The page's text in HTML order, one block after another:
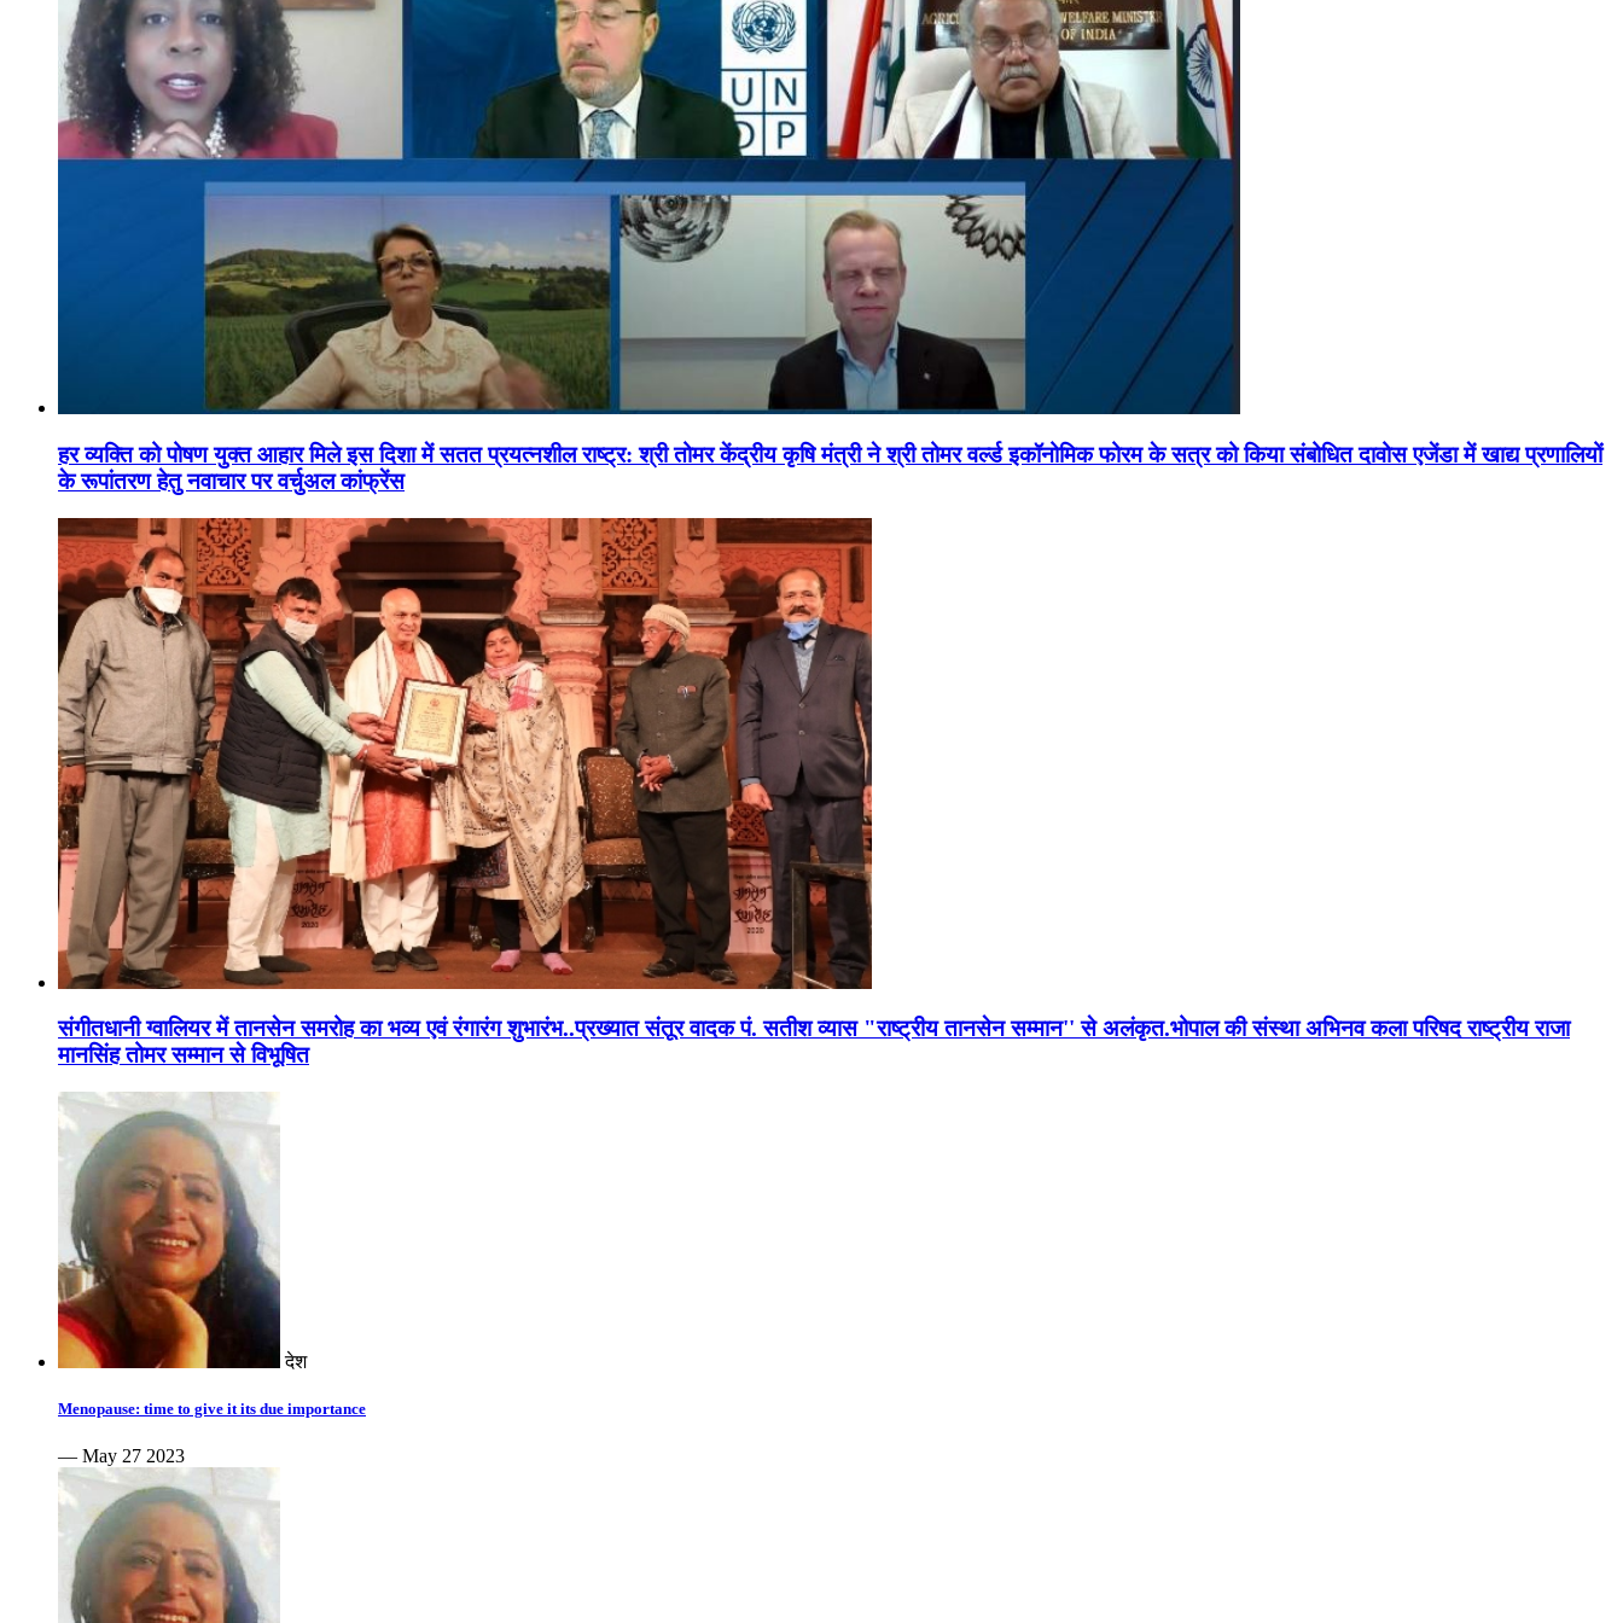
हर व्यक्ति को पोषण युक्त आहार मिले इस दिशा में सतत प्रयत्नशील राष्ट्र: श्री तोमर केंद्रीय कृषि मंत्री ने श्री तोमर वर्ल्ड इकॉनोमिक फोरम के सत्र को किया संबोधित दावोस एजेंडा में खाद्य प्रणालियों
के रूपांतरण हेतु नवाचार पर वर्चुअल कांफ्रेंस
संगीतधानी ग्वालियर में तानसेन समरोह का भव्य एवं रंगारंग शुभारंभ..प्रख्यात संतूर वादक पं. सतीश व्यास "राष्ट्रीय तानसेन सम्मान'' से अलंकृत.भोपाल की संस्था अभिनव कला परिषद राष्ट्रीय राजा
मानसिंह तोमर सम्मान से विभूषित
देश
Menopause: time to give it its due importance
— May 27 2023